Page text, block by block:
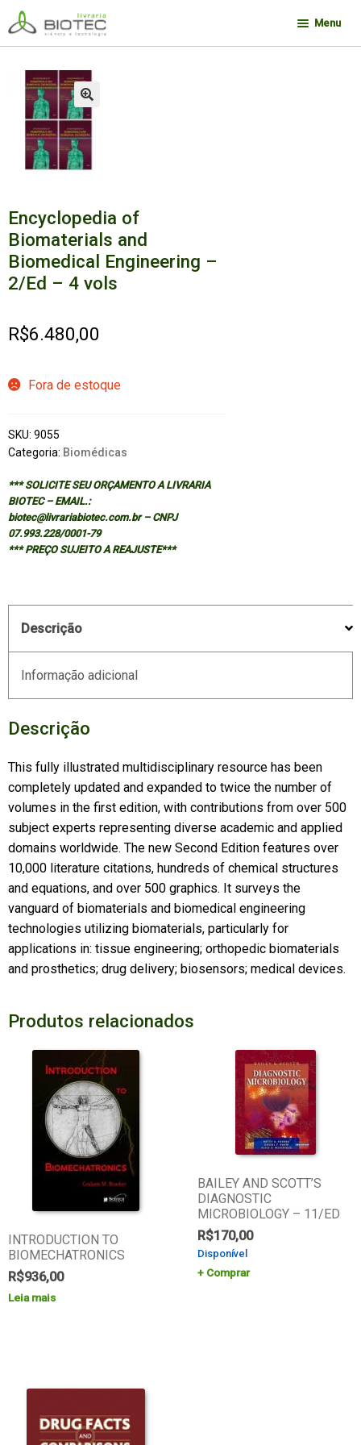
Pular
para
navegação
Pular
para
o
conteúdo
Menu
🔍
Encyclopedia of
Biomaterials and
Biomedical Engineering –
2/Ed – 4 vols
R$6.480,00
Fora de estoque
SKU: 9055
Categoria: Biomédicas
*** SOLICITE SEU ORÇAMENTO A LIVRARIA
BIOTEC – EMAIL.:
biotec@livrariabiotec.com.br – CNPJ
07.993.228/0001-79
*** PREÇO SUJEITO A REAJUSTE***
Descrição
Informação adicional
Descrição
This fully illustrated multidisciplinary resource has been
completely updated and expanded to twice the number of
volumes in the first edition, with contributions from over 500
subject experts representing diverse academic and applied
domains worldwide. The new Second Edition features over
10,000 literature citations, hundreds of chemical structures
and equations, and over 500 graphics. It surveys the
vanguard of biomaterials and biomedical engineering
technologies utilizing biomaterials, particularly for
applications in: tissue engineering; orthopedic biomaterials
and prosthetics; drug delivery; biosensors; medical devices.
Produtos relacionados
INTRODUCTION TO
BIOMECHATRONICS
R$936,00
Leia mais
BAILEY AND SCOTT’S
DIAGNOSTIC
MICROBIOLOGY – 11/ED
R$170,00
Disponível
Comprar